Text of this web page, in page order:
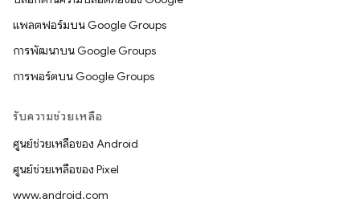
แพลตฟอร์มบน Google Groups
การพัฒนาบน Google Groups
การพอร์ตบน Google Groups
รับความช่วยเหลือ
ศูนย์ช่วยเหลือของ Android
ศูนย์ช่วยเหลือของ Pixel
www.android.com